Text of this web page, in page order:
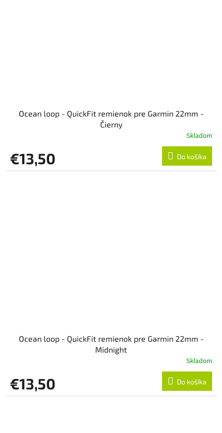
Ocean loop - QuickFit remienok pre Garmin 22mm -
Čierny
Skladom
€13,50 Do košíka
Ocean loop - QuickFit remienok pre Garmin 22mm -
Midnight
Skladom
€13,50 Do košíka